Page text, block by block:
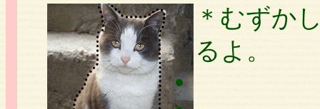
＊むずか
るよ。